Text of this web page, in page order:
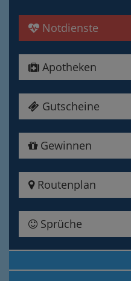
Notdienste
Apotheken
Gutscheine
Gewinnen
Routenplan
Sprüche